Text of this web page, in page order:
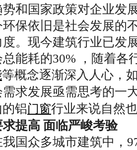
和国家政策对企业发
保依旧是社会发展的
。现今建筑行业已发
能耗的30% ，随着各
等概念逐渐深入人心，
求发展亟需思考的一
铝门窗行业来说自然
提高 面临严峻考验
众多城市建筑中，